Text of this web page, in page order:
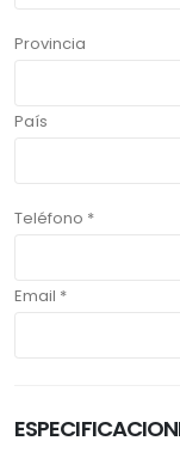
Provincia
País
Teléfono *
Email *